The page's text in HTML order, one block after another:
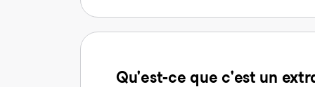
Qu'est-ce que c'est un